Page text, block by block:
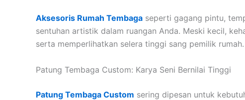
Aksesoris Rumah Tembaga seperti gagang pintu,
sentuhan artistik dalam ruangan Anda. Meski kecil,
serta memperlihatkan selera tinggi sang pemilik rumah.
Patung Tembaga Custom: Karya Seni Bernilai Tinggi
Patung Tembaga Custom sering dipesan untuk